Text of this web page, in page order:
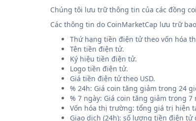
Chúng tôi lưu trữ thông tin của các đồng
Các thông tin do CoinMarketCap lưu trữ
Thứ hạng tiền điện tử theo vốn hóa
Tên tiền điện tử.
Ký hiệu tiền điện tử.
Logo tiền điện tử.
Giá tiền điện tử theo USD.
% 24h: Giá coin tăng giảm trong 24
% 7 ngày: Giá coin tăng giảm trong 7
Vốn hóa thị trường: tổng giá trị hiện
Giao dịch (24h): số lượng tiền điện